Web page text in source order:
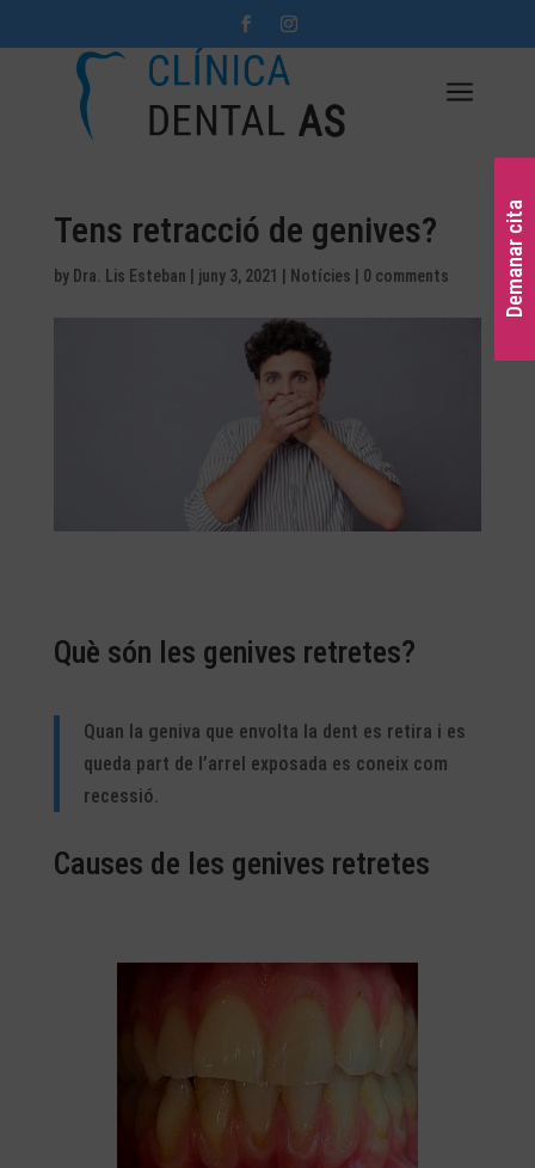
a
Tens retracció de genives?
by Dra. Lis Esteban juny 3, 2021 Notícies 0 comments
Què són les genives retretes?
Quan la geniva que envolta la dent es retira i es
queda part de l’arrel exposada es coneix com
recessió.
Causes de les genives retretes
Demanar cita